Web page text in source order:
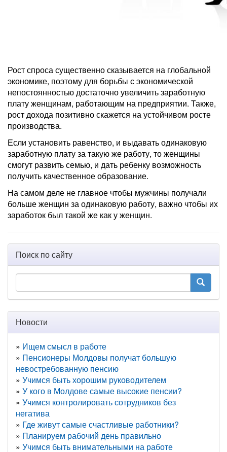
Рост спроса существенно сказывается на глобальной
экономике, поэтому для борьбы с экономической
непостоянностью достаточно увеличить заработную
плату женщинам, работающим на предприятии. Также,
рост дохода позитивно скажется на устойчивом росте
производства.
Если установить равенство, и выдавать одинаковую
заработную плату за такую же работу, то женщины
смогут развить семью, и дать ребенку возможность
получить качественное образование.
На самом деле не главное чтобы мужчины получали
больше женщин за одинаковую работу, важно чтобы их
заработок был такой же как у женщин.
Поиск по сайту
Новости
Ищем смысл в работе
Пенсионеры Молдовы получат большую
невостребованную пенсию
Учимся быть хорошим руководителем
У кого в Молдове самые высокие пенсии?
Учимся контролировать сотрудников без
негатива
Где живут самые счастливые работники?
Планируем рабочий день правильно
Учимся быть внимательными на работе